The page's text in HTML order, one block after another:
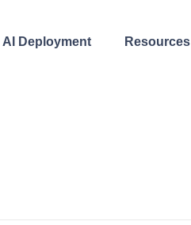
AI Deployment Resources